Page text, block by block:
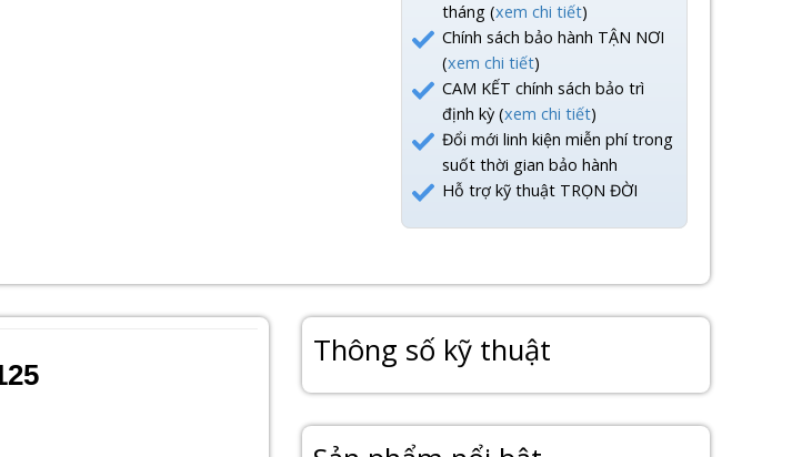
tháng (xem chi tiết)
Chính sách bảo hành TẬN NƠI
(xem chi tiết)
CAM KẾT chính sách bảo trì
định kỳ (xem chi tiết)
Đổi mới linh kiện miễn phí trong
suốt thời gian bảo hành
Hỗ trợ kỹ thuật TRỌN ĐỜI
Thông số kỹ thuật